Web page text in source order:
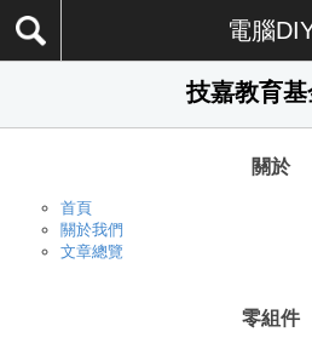
電腦
技嘉教育
關於
首頁
關於我們
文章總覽
零組件